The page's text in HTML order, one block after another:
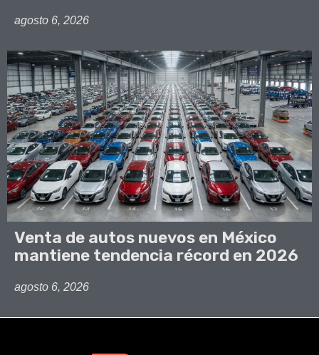
agosto 6, 2026
Venta de autos nuevos en México
mantiene tendencia récord en 2026
agosto 6, 2026